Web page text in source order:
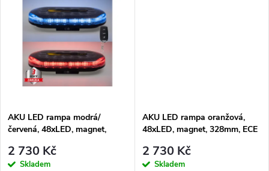
ů
AKU LED rampa modrá/
červená, 48xLED, magnet,
2 730 Kč
Skladem
AKU LED rampa oranžová,
48xLED, magnet, 328mm, ECE
2 730 Kč
Skladem